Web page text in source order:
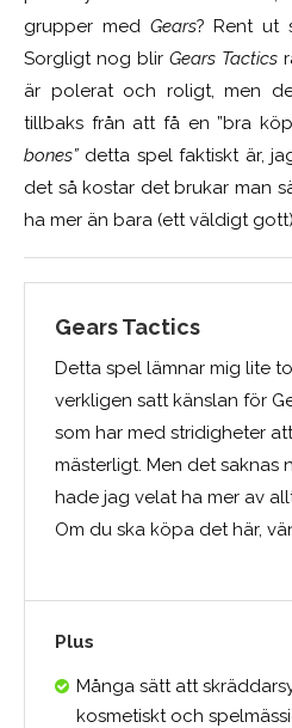
grupper med Gears? Rent ut
Sorgligt nog blir Gears Tactics
är polerat och roligt, men
tillbaks från att få en ”bra
bones” detta spel faktiskt är,
det så kostar det brukar man
ha mer än bara (ett väldigt
Gears Tactics
Detta spel lämnar mig lite
verkligen satt känslan för
som har med stridigheter
mästerligt. Men det saknas
hade jag velat ha mer av
Om du ska köpa det här,
Plus
Många sätt att
kosmetiskt och